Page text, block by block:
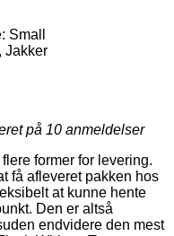
Small
Jakker
på 10 anmeldelser
former for levering.
få afleveret pakken hos
at kunne hente
Den er altså
endvidere den mest